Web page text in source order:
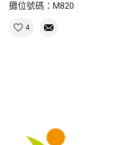
攤位號碼：M820
4